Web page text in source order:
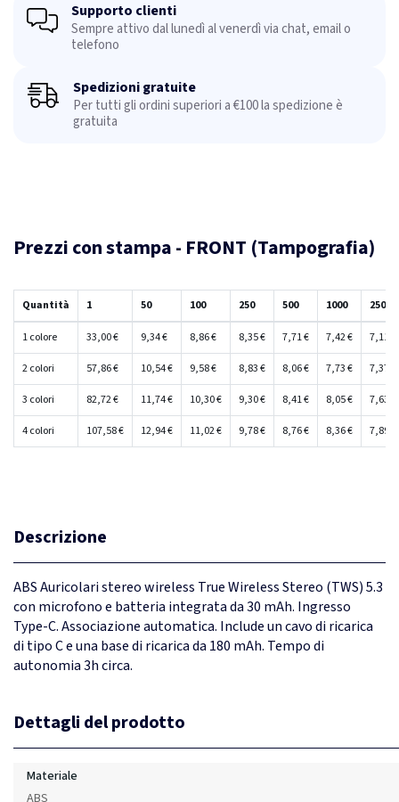
Supporto clienti
Sempre attivo dal lunedì al venerdì via chat, email o
telefono
Spedizioni gratuite
Per tutti gli ordini superiori a €100 la spedizione è
gratuita
Prezzi con stampa - FRONT (Tampografia)
Quantità 1 50 100 250 500 1000 2500
1 colore 33,00 € 9,34 € 8,86 € 8,35 € 7,71 € 7,42 € 7,11 €
2 colori 57,86 € 10,54 € 9,58 € 8,83 € 8,06 € 7,73 € 7,37 €
3 colori 82,72 € 11,74 € 10,30 € 9,30 € 8,41 € 8,05 € 7,63 €
4 colori 107,58 € 12,94 € 11,02 € 9,78 € 8,76 € 8,36 € 7,89 €
Descrizione
ABS Auricolari stereo wireless True Wireless Stereo (TWS) 5.3
con microfono e batteria integrata da 30 mAh. Ingresso
Type-C. Associazione automatica. Include un cavo di ricarica
di tipo C e una base di ricarica da 180 mAh. Tempo di
autonomia 3h circa.
Dettagli del prodotto
Materiale
ABS